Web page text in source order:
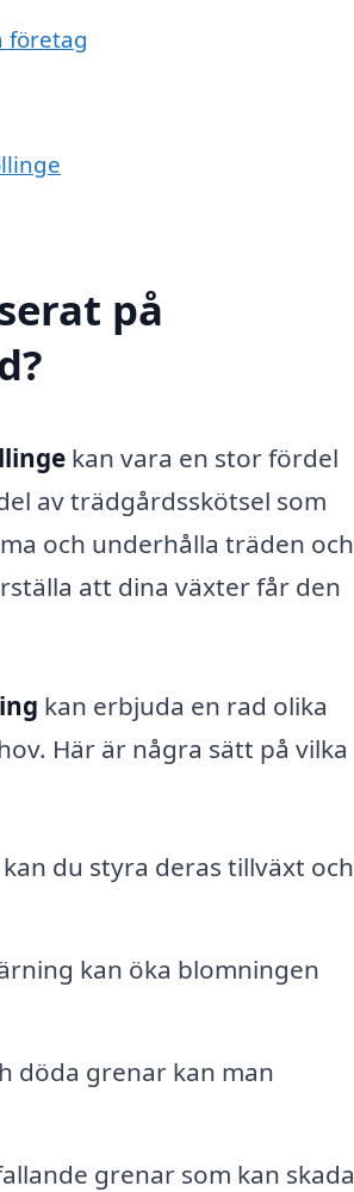
företag
på
kan vara en stor fördel
av trädgårdsskötsel som
och underhålla träden och
att dina växter får den
kan erbjuda en rad olika
Här är några sätt på vilka
du styra deras tillväxt och
kan öka blomningen
döda grenar kan man
grenar som kan skada